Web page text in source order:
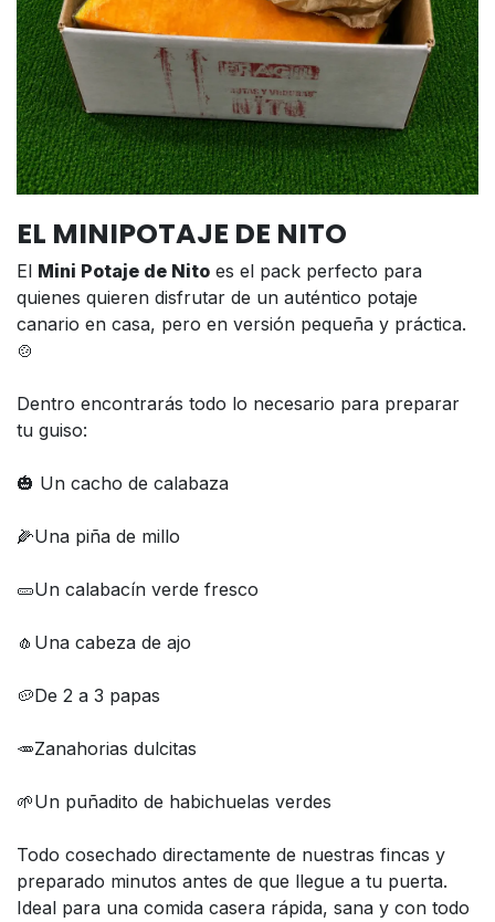
EL MINIPOTAJE DE NITO
El Mini Potaje de Nito es el pack perfecto para
quienes quieren disfrutar de un auténtico potaje
canario en casa, pero en versión pequeña y práctica.
🍲
Dentro encontrarás todo lo necesario para preparar
tu guiso:
🎃 Un cacho de calabaza
🌽Una piña de millo
🥒Un calabacín verde fresco
🧄Una cabeza de ajo
🥔De 2 a 3 papas
🥕Zanahorias dulcitas
🌱Un puñadito de habichuelas verdes
Todo cosechado directamente de nuestras fincas y
preparado minutos antes de que llegue a tu puerta.
Ideal para una comida casera rápida, sana y con todo